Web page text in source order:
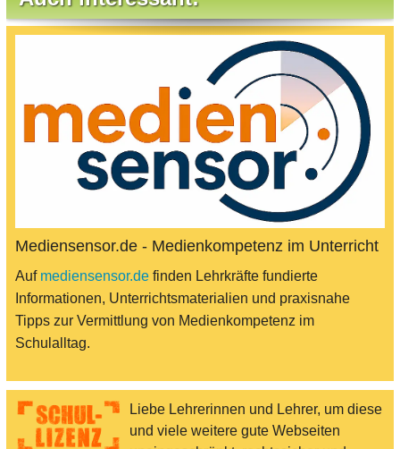
Mediensensor.de - Medienkompetenz im Unterricht
Auf mediensensor.de finden Lehrkräfte fundierte
Informationen, Unterrichtsmaterialien und praxisnahe
Tipps zur Vermittlung von Medienkompetenz im
Schulalltag.
Liebe Lehrerinnen und Lehrer, um diese
und viele weitere gute Webseiten